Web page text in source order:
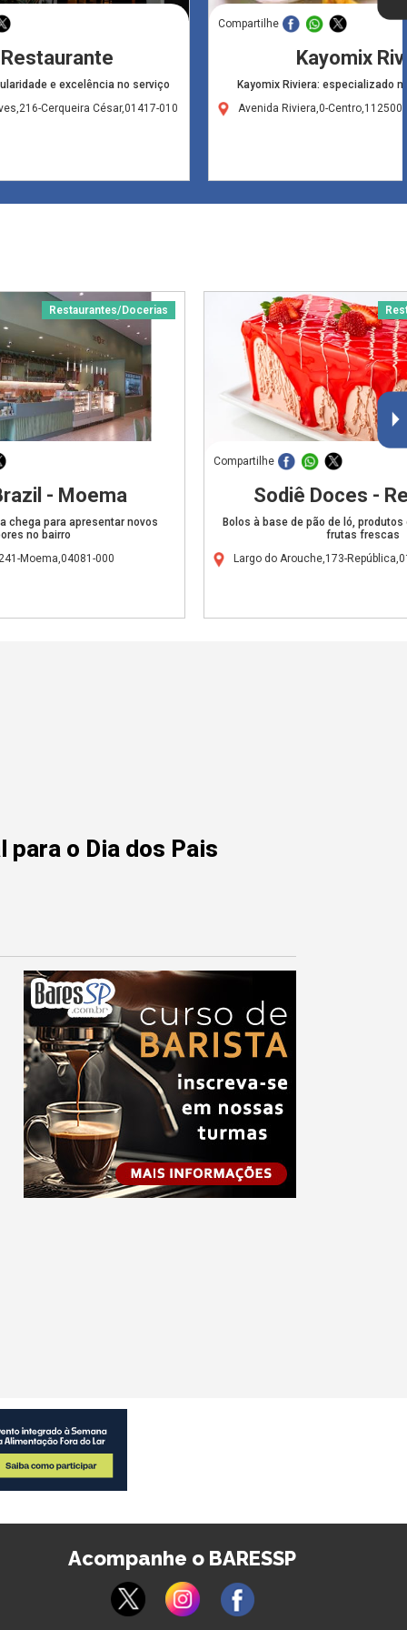
e excelência no serviço
Cerqueira César,01417-010
Compartilhe
Kayomix
Kayomix Riviera: especializado
Avenida Riviera,0-
Restaurantes/Docerias
- Moema
chega para apresentar novos
no bairro
Moema,04081-000
Compartilhe
Sodiê Doces -
Bolos à base de pão de ló,
frutas frescas
Largo do Arouche,173-
o Dia dos Pais
Acompanhe o BARESSP